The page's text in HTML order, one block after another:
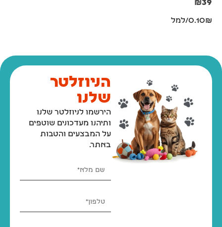
₪39
0.10₪/למל
הניוזלטר
שלנו
הירשמו לניוזלטר שלנו
ותיהנו מעדכונים שוטפים
על המבצעים והטבות
באתר.